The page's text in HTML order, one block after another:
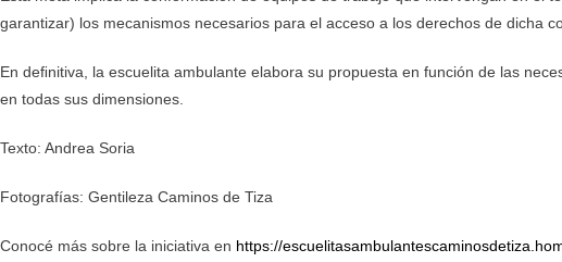
garantizar) los mecanismos necesarios para el acceso a los derechos de dicha
En deﬁnitiva, la escuelita ambulante elabora su propuesta en función de las
en todas sus dimensiones.
Texto: Andrea Soria
Fotografías: Gentileza Caminos de Tiza
Conocé más sobre la iniciativa en https://